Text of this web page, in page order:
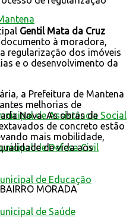
de Assistência Social
de Defesa Civil
de Educação
de Saúde
Gentil Mata da Cruz
à moradora,
regularização dos imóveis
e o desenvolvimento da
a Prefeitura de Mantena
melhorias de
Nova. As obras de
de concreto estão
mais mobilidade,
de vida aos
MORADA